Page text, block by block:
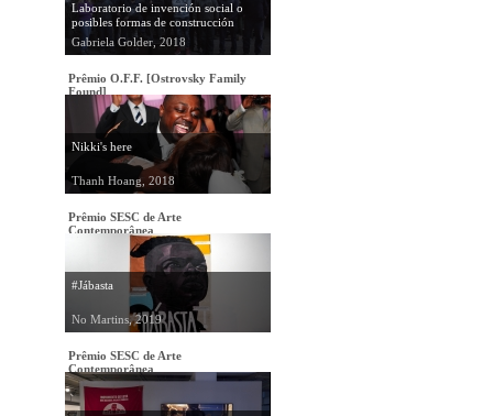
Laboratorio de invención social o
posibles formas de construcción
colectiva
Gabriela Golder, 2018
Prêmio O.F.F. [Ostrovsky Family
Found]
Nikki's here
Thanh Hoang, 2018
Prêmio SESC de Arte
Contemporânea
#Jábasta
No Martins, 2019
Prêmio SESC de Arte
Contemporânea